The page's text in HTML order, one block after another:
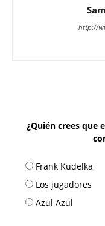
http://
¿Quién crees que
Frank Kudelka
Los jugadores
Azul Azul